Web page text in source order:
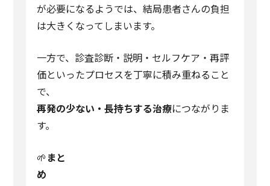
が必要になるようでは、結局患者さんの負担
は大きくなってしまいます。
一方で、診査診断・説明・セルフケア・再評
価といったプロセスを丁寧に積み重ねること
で、
再発の少ない・長持ちする治療につながりま
す。
🌱 まと
め